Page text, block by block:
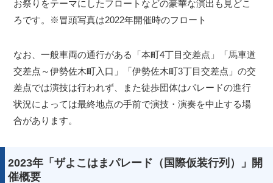
お祭りをテーマにしたフロートなどの豪華な演出も見どこ
ろです。※冒頭写真は2022年開催時のフロート
なお、一般車両の通行がある「本町4丁目交差点」「馬車道
交差点～伊勢佐木町入口」「伊勢佐木町3丁目交差点」の交
差点では演技は行われず、また徒歩団体はパレードの進行
状況によっては最終地点の手前で演技・演奏を中止する場
合があります。
2023年「ザよこはまパレード（国際仮装行列）」開
催概要